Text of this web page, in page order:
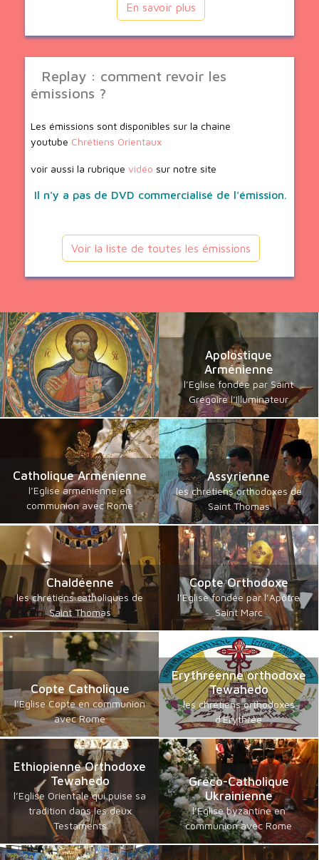
En savoir plus
Replay : comment revoir les
émissions ?
Les émissions sont disponibles sur la chaine
youtube Chrétiens Orientaux
voir aussi la rubrique vidéo sur notre site
Il n'y a pas de DVD commercialisé de l'émission.
Voir la liste de toutes les émissions
Apolostique
Arménienne
l’Eglise fondée par Saint
Grégoire l’Illuminateur
Catholique Arménienne
l’Eglise arménienne en
communion avec Rome
Assyrienne
les chrétiens orthodoxes de
Saint Thomas
Chaldéenne
les chrétiens catholiques de
Saint Thomas
Copte Orthodoxe
l’Eglise fondée par l’Apôtre
Saint Marc
Copte Catholique
l’Eglise Copte en communion
avec Rome
Erythréenne orthodoxe
Tewahedo
les chrétiens orthodoxes
d'Erythrée
Ethiopienne Orthodoxe
Tewahedo
l’Eglise Orientale qui puise sa
tradition dans les deux
Testaments
Gréco-Catholique
Ukrainienne
l’Eglise byzantine en
communion avec Rome